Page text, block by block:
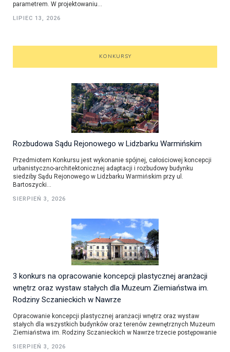
parametrem. W projektowaniu...
LIPIEC 13, 2026
KONKURSY
Rozbudowa Sądu Rejonowego w Lidzbarku Warmińskim
Przedmiotem Konkursu jest wykonanie spójnej, całościowej koncepcji
urbanistyczno-architektonicznej adaptacji i rozbudowy budynku
siedziby Sądu Rejonowego w Lidzbarku Warmińskim przy ul.
Bartoszycki...
SIERPIEŃ 3, 2026
3 konkurs na opracowanie koncepcji plastycznej aranżacji
wnętrz oraz wystaw stałych dla Muzeum Ziemiaństwa im.
Rodziny Sczanieckich w Nawrze
Opracowanie koncepcji plastycznej aranżacji wnętrz oraz wystaw
stałych dla wszystkich budynków oraz terenów zewnętrznych Muzeum
Ziemiaństwa im. Rodziny Sczanieckich w Nawrze trzecie postępowanie
SIERPIEŃ 3, 2026